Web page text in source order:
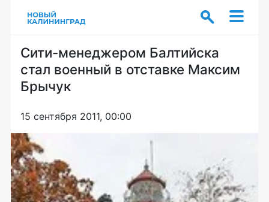
Сити-менеджером Балтийска
стал военный в отставке Максим
Брычук
15 сентября 2011, 00:00